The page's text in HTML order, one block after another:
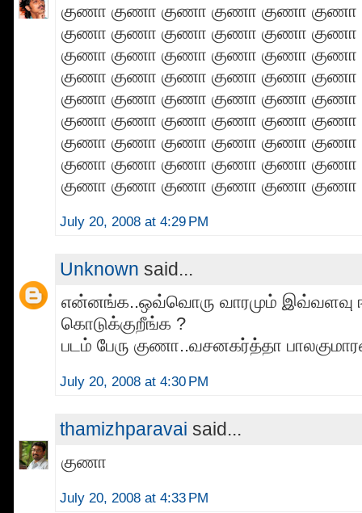
குணா குணா குணா குணா குணா
குணா குணா குணா குணா குணா
குணா குணா குணா குணா குணா
குணா குணா குணா குணா குணா
குணா குணா குணா குணா குணா
குணா குணா குணா குணா குணா
குணா குணா குணா குணா குணா
குணா குணா குணா குணா குணா
குணா குணா குணா குணா குணா குணா
July 20, 2008 at 4:29 PM
Unknown said...
என்னங்க..ஒவ்வொரு வாரமும் இவ்வளவு
கொடுக்குறீங்க ?
படம் பேரு குணா..வசனகர்த்தா
July 20, 2008 at 4:30 PM
thamizhparavai said...
குணா
July 20, 2008 at 4:33 PM